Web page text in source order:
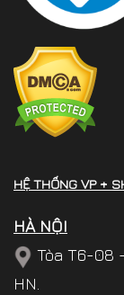
HỆ THỐNG VP +
HÀ NỘI
Tòa T6-08
HN.